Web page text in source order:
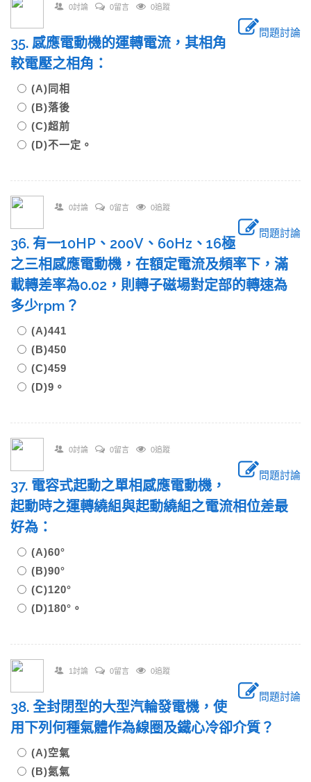
0討論 0留言 0追蹤
問題討論
35. 感應電動機的運轉電流，其相角
較電壓之相角：
(A)同相
(B)落後
(C)超前
(D)不一定。
0討論 0留言 0追蹤
問題討論
36. 有一10HP、200V、60Hz、16極
之三相感應電動機，在額定電流及頻率下，滿
載轉差率為0.02，則轉子磁場對定部的轉速為
多少rpm？
(A)441
(B)450
(C)459
(D)9。
0討論 0留言 0追蹤
問題討論
37. 電容式起動之單相感應電動機，
起動時之運轉繞組與起動繞組之電流相位差最
好為：
(A)60°
(B)90°
(C)120°
(D)180°。
1討論 0留言 0追蹤
問題討論
38. 全封閉型的大型汽輪發電機，使
用下列何種氣體作為線圈及鐵心冷卻介質？
(A)空氣
(B)氮氣